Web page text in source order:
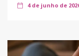
4 de junho de